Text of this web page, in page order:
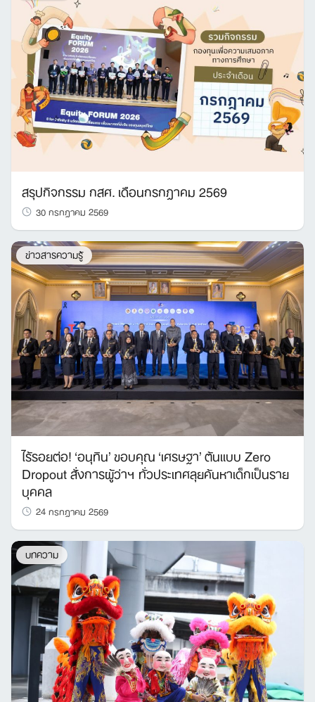
สรุปกิจกรรม กสศ. เดือนกรกฎาคม 2569
30 กรกฎาคม 2569
ข่าวสารความรู้
ไร้รอยต่อ! ‘อนุทิน’ ขอบคุณ ‘เศรษฐา’ ต้นแบบ Zero
Dropout สั่งการผู้ว่าฯ ทั่วประเทศลุยค้นหาเด็กเป็นราย
บุคคล
24 กรกฎาคม 2569
บทความ